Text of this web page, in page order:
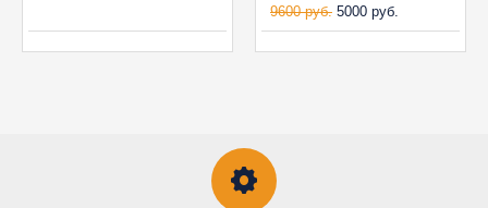
9600 руб. 5000 руб.